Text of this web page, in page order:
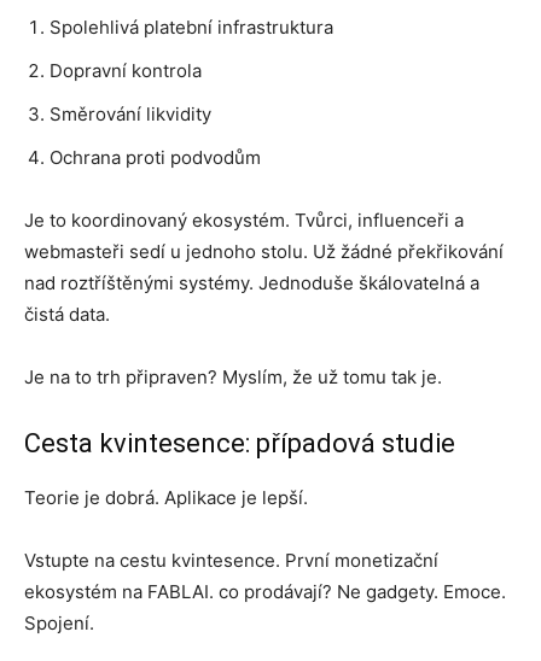
Spolehlivá platební infrastruktura
Dopravní kontrola
Směrování likvidity
Ochrana proti podvodům
Je to koordinovaný ekosystém. Tvůrci, influenceři a
webmasteři sedí u jednoho stolu. Už žádné překřikování
nad roztříštěnými systémy. Jednoduše škálovatelná a
čistá data.
Je na to trh připraven? Myslím, že už tomu tak je.
Cesta kvintesence: případová studie
Teorie je dobrá. Aplikace je lepší.
Vstupte na cestu kvintesence. První monetizační
ekosystém na FABLAI. co prodávají? Ne gadgety. Emoce.
Spojení.